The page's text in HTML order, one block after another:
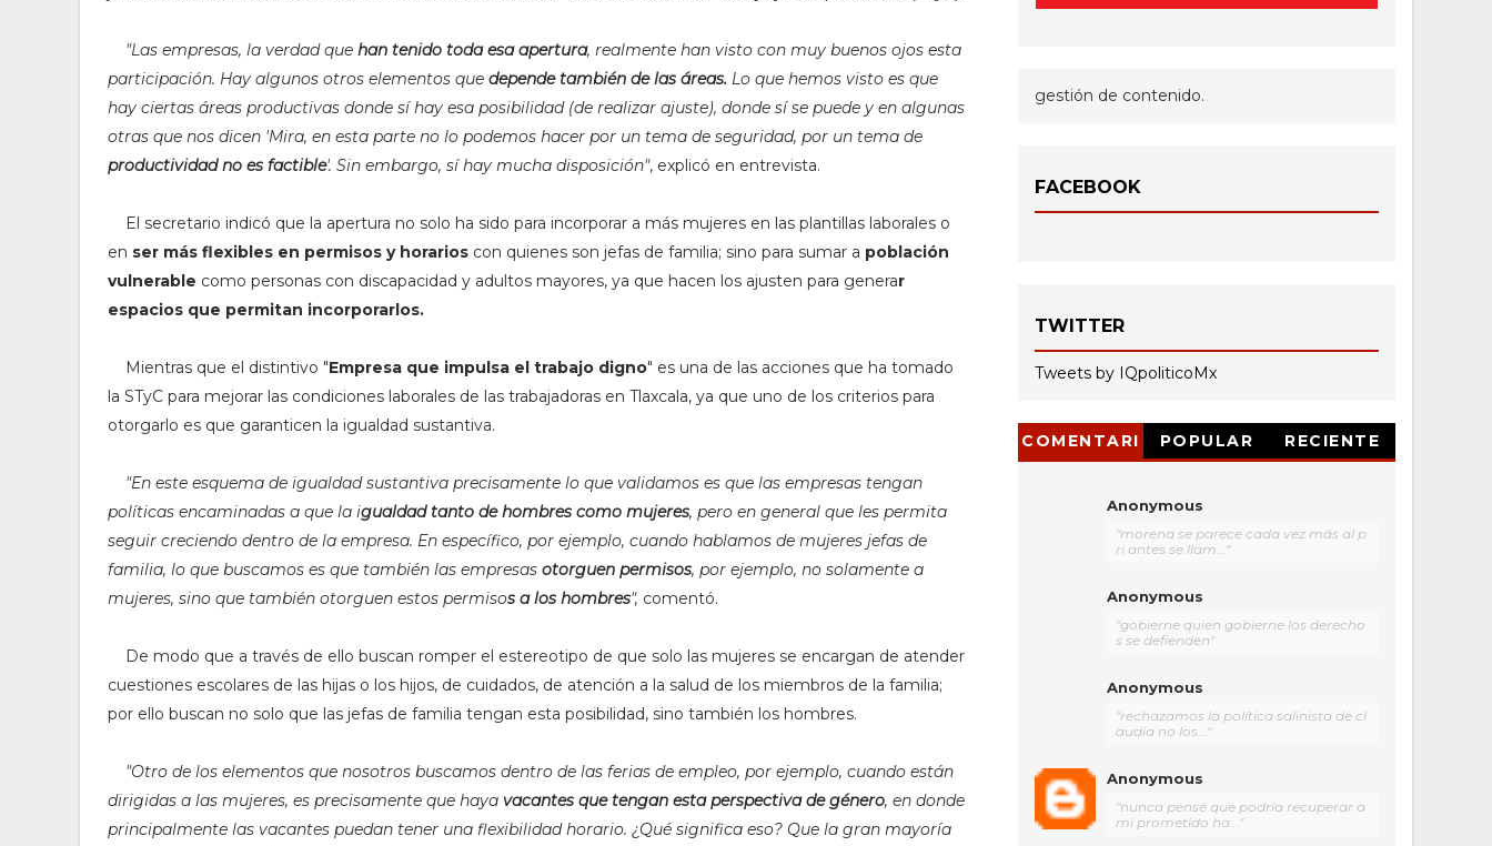
"L as empresas, la verdad que han tenido toda esa apertura, realmente han visto con muy buenos ojos esta
participación. Hay algunos otros elementos que depende también de las áreas. Lo que hemos visto es que
hay ciertas áreas productivas donde sí hay esa posibilidad (de realizar ajuste), donde sí se puede y en algunas
otras que nos dicen 'Mira, en esta parte no lo podemos hacer por un tema de seguridad, por un tema de
productividad no es factible'. Sin embargo, sí hay mucha disposición", explicó en entrevista.
El secretario indicó que la apertura no solo ha sido para incorporar a más mujeres en las plantillas laborales o
en ser más flexibles en permisos y horarios con quienes son jefas de familia; sino para sumar a población
vulnerable como personas con discapacidad y adultos mayores, ya que hacen los ajusten para generar
espacios que permitan incorporarlos.
Mientras que el distintivo "Empresa que impulsa el trabajo digno" es una de las acciones que ha tomado
la STyC para mejorar las condiciones laborales de las trabajadoras en Tlaxcala, ya que uno de los criterios para
otorgarlo es que garanticen la igualdad sustantiva.
"En este esquema de igualdad sustantiva precisamente lo que validamos es que las empresas tengan
políticas encaminadas a que la igualdad tanto de hombres como mujeres, pero en general que les permita
seguir creciendo dentro de la empresa. En específico, por ejemplo, cuando hablamos de mujeres jefas de
familia, lo que buscamos es que también las empresas otorguen permisos, por ejemplo, no solamente a
mujeres, sino que también otorguen estos permisos a los hombres", comentó.
De modo que a través de ello buscan romper el estereotipo de que solo las mujeres se encargan de atender
cuestiones escolares de las hijas o los hijos, de cuidados, de atención a la salud de los miembros de la familia;
por ello buscan no solo que las jefas de familia tengan esta posibilidad, sino también los hombres.
"Otro de los elementos que nosotros buscamos dentro de las ferias de empleo, por ejemplo, cuando están
dirigidas a las mujeres, es precisamente que haya vacantes que tengan esta perspectiva de género, en donde
principalmente las vacantes puedan tener una flexibilidad horario. ¿Qué significa eso? Que la gran mayoría
gestión de contenido.
FACEBOOK
TWITTER
Tweets by IQpoliticoMx
COMENTARI
POPULAR RECIENTE
Anonymous
"morena se parece cada vez más al p
ri antes se llam..."
Anonymous
"gobierne quien gobierne los derecho
s se defienden"
Anonymous
"rechazamos la política salinista de cl
audia no los..."
Anonymous
"nunca pensé que podría recuperar a
mi prometido ha..."